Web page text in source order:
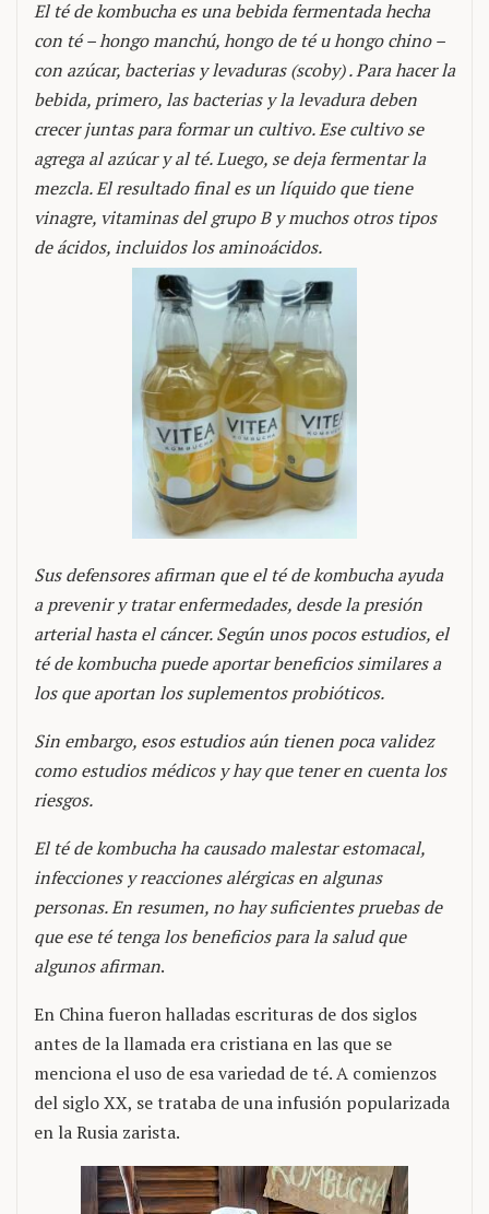
El té de kombucha es una bebida fermentada hecha
con té – hongo manchú, hongo de té u hongo chino –
con azúcar, bacterias y levaduras (scoby) . Para hacer la
bebida, primero, las bacterias y la levadura deben
crecer juntas para formar un cultivo. Ese cultivo se
agrega al azúcar y al té. Luego, se deja fermentar la
mezcla. El resultado final es un líquido que tiene
vinagre, vitaminas del grupo B y muchos otros tipos
de ácidos, incluidos los aminoácidos.
Sus defensores afirman que el té de kombucha ayuda
a prevenir y tratar enfermedades, desde la presión
arterial hasta el cáncer. Según unos pocos estudios, el
té de kombucha puede aportar beneficios similares a
los que aportan los suplementos probióticos.
Sin embargo, esos estudios aún tienen poca validez
como estudios médicos y hay que tener en cuenta los
riesgos.
El té de kombucha ha causado malestar estomacal,
infecciones y reacciones alérgicas en algunas
personas. En resumen, no hay suficientes pruebas de
que ese té tenga los beneficios para la salud que
algunos afirman.
En China fueron halladas escrituras de dos siglos
antes de la llamada era cristiana en las que se
menciona el uso de esa variedad de té. A comienzos
del siglo XX, se trataba de una infusión popularizada
en la Rusia zarista.